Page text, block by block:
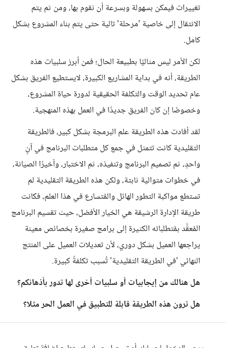
تغييرات فيمكن بسهولة وبسرعة أن نقوم بها، ومن ثم يتم
الانتقال إلى خاصية 'مرحلة' تالية حتى يتم بناء المشروع بشكل
كامل.
لكن الأمر ليس مثاليًا بطبيعة الحال؛ فمن أبرز سلبيات هذه
الطريقة، أنه في بداية المشاريع الكبيرة، لايستطيع الفريق بشكل
عام تحديد الوقت والتكلفة الحقيقية لدورة حياة المشروع،
وخصوصًا إن كان الفريق جديدًا في العمل بهذه المنهجية.
لقد أفادت هذه الطريقة علم البرمجة بشكل كبير، فالطريقة
التقليدية كانت تتمثل في جمع كل متطلبات البرنامج في آنٍ
واحدٍ، ثم تصميم البرنامج وتنفيذه، ثم الاختبار، وأخيرًا الصيانة،
في خطوات متوالية ثابتة، ولكن هذه الطريقة التقليدية لم
تستطع مواكبة التطور الهائل والمُتسارع في هذا العلم، فكانت
طريقة الإدارة الرشيقة هي الخيار الأفضل، حيث تقسيم البرنامج
المُعقَّد بمُتطلباته الكثيرة إلى برامج صغيرة بخصائص معينة
يراجعها العميل بشكل دوري، لأن تعديلات العميل على المنتج
النهائي 'في الطريقة التقليدية' تُسبب تكلفةً كبيرة.
هل هنالك من إيجابيات أو سلبيات أخرى لها تدور بأذهانكم؟
هل ترون هذه الطريقة قابلة للتطبيق في العمل الحر مثلا؟